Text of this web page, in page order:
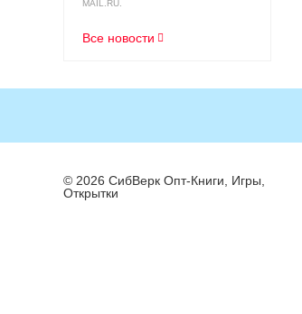
MAIL.RU.
Все новости
© 2026 СибВерк Опт-Книги, Игры,
Открытки